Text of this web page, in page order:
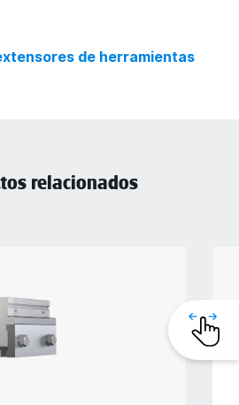
de herramientas
relacionados